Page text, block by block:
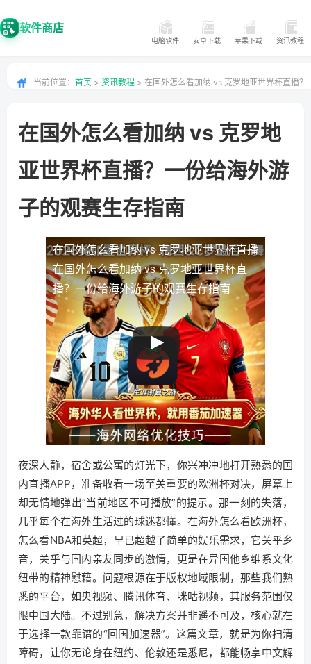
软件商店
电脑软件 安卓下载 苹果下载 资讯教程
当前位置： 首页 > 资讯教程 > 在国外怎么看加纳 vs 克罗地亚世界杯直播？
在国外怎么看加纳 vs 克罗地
亚世界杯直播？一份给海外游
子的观赛生存指南
在国外怎么看加纳 vs 克罗地亚世界杯直播
在国外怎么看加纳 vs 克罗地亚世界杯直
播？一份给海外游子的观赛生存指南
夜深人静，宿舍或公寓的灯光下，你兴冲冲地打开熟悉的国
内直播APP，准备收看一场至关重要的欧洲杯对决，屏幕上
却无情地弹出“当前地区不可播放”的提示。那一刻的失落，
几乎每个在海外生活过的球迷都懂。在海外怎么看欧洲杯，
怎么看NBA和英超，早已超越了简单的娱乐需求，它关乎乡
音，关乎与国内亲友同步的激情，更是在异国他乡维系文化
纽带的精神慰藉。问题根源在于版权地域限制，那些我们熟
悉的平台，如央视频、腾讯体育、咪咕视频，其服务范围仅
限中国大陆。不过别急，解决方案并非遥不可及，核心就在
于选择一款靠谱的“回国加速器”。这篇文章，就是为你扫清
障碍，让你无论身在纽约、伦敦还是悉尼，都能畅享中文解